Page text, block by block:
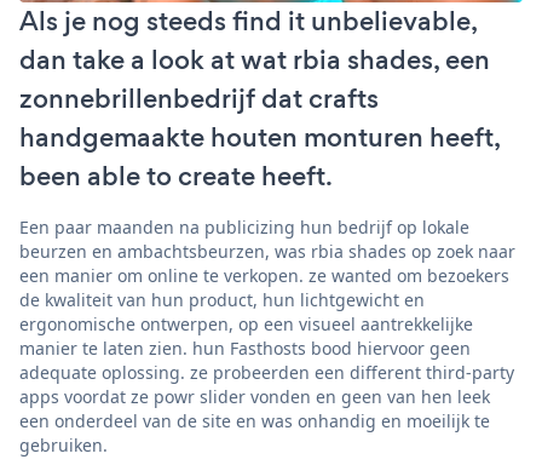
Als je nog steeds find it unbelievable,
dan take a look at wat rbia shades, een
zonnebrillenbedrijf dat crafts
handgemaakte houten monturen heeft,
been able to create heeft.
Een paar maanden na publicizing hun bedrijf op lokale
beurzen en ambachtsbeurzen, was rbia shades op zoek naar
een manier om online te verkopen. ze wanted om bezoekers
de kwaliteit van hun product, hun lichtgewicht en
ergonomische ontwerpen, op een visueel aantrekkelijke
manier te laten zien. hun Fasthosts bood hiervoor geen
adequate oplossing. ze probeerden een different third-party
apps voordat ze powr slider vonden en geen van hen leek
een onderdeel van de site en was onhandig en moeilijk te
gebruiken.